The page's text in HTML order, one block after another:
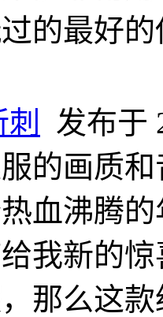
的最好
发布于
的画质
血沸腾
我新的
那么这